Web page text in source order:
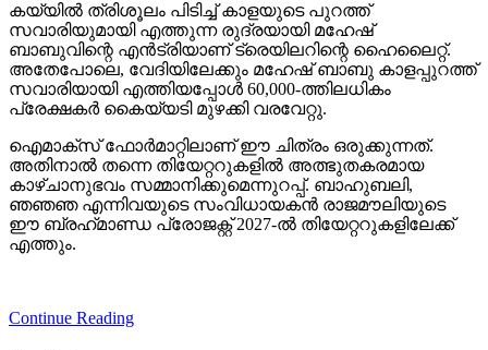
കയ്യില്‍ ത്രിശൂലം പിടിച്ച് കാളയുടെ പുറത്ത്
സവാരിയുമായി എത്തുന്ന രുദ്രയായി മഹേഷ്
ബാബുവിന്റെ എന്‍ട്രിയാണ് ട്രെയിലറിന്റെ ഹൈലൈറ്റ്.
അതേപോലെ, വേദിയിലേക്കും മഹേഷ് ബാബു കാളപ്പുറത്ത്
സവാരിയായി എത്തിയപ്പോള്‍ 60,000-ത്തിലധികം
പ്രേക്ഷകര്‍ കൈയ്യടി മുഴക്കി വരവേറ്റു.
ഐമാക്‌സ് ഫോര്‍മാറ്റിലാണ് ഈ ചിത്രം ഒരുക്കുന്നത്.
അതിനാല്‍ തന്നെ തിയേറ്ററുകളില്‍ അത്ഭുതകരമായ
കാഴ്ചാനുഭവം സമ്മാനിക്കുമെന്നുറപ്പ്. ബാഹുബലി,
ഞഞഞ എന്നിവയുടെ സംവിധായകന്‍ രാജമൗലിയുടെ
ഈ ബ്രഹ്‌മാണ്ഡ പ്രോജക്റ്റ് 2027-ല്‍ തിയേറ്ററുകളിലേക്ക്
എത്തും.
Continue Reading